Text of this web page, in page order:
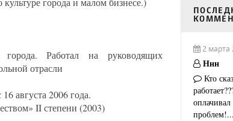
города. Работал на руководящих
отрасли
августа 2006 года.
II степени (2003)
2 марта
Ннн
Кто
проблем!...